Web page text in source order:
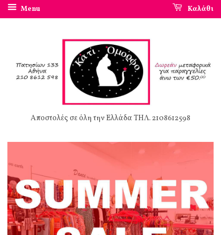
Menu Καλάθι
Αποστολές σε όλη την Ελλάδα ΤΗΛ. 2108612598